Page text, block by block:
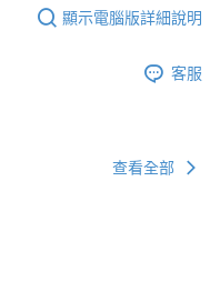
顯示電腦版詳細說明
客服
查看全部